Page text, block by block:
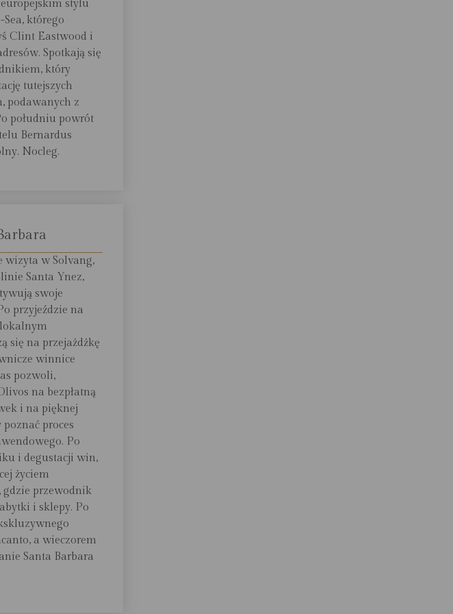
stylu
którego
Clint Eastwood i
Spotkają się
który
tutejszych
podawanych z
południu powrót
Bernardus
Nocleg.
wizyta w Solvang,
Santa Ynez,
swoje
przyjeździe na
się na przejażdżkę
winnice
pozwoli,
na bezpłatną
i na pięknej
proces
Po
i degustacji win,
życiem
gdzie przewodnik
i sklepy. Po
a wieczorem
Santa Barbara